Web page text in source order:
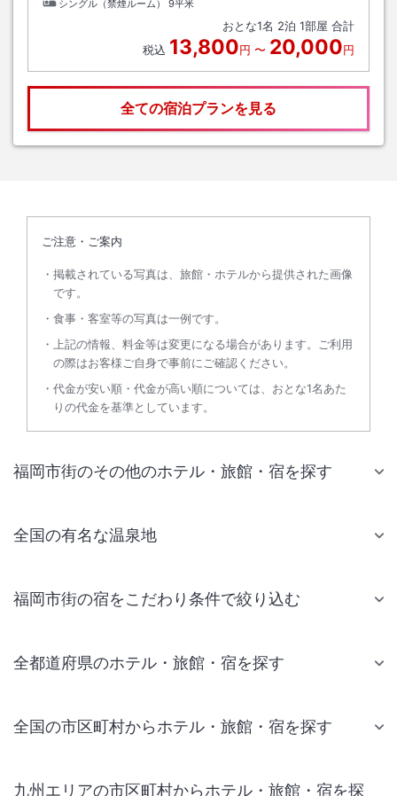
シングル（禁煙ルーム） 9平米
おとな1名 2泊 1部屋 合計
税込 13,800円 〜 20,000円
全ての宿泊プランを見る
ご注意・ご案内
掲載されている写真は、旅館・ホテルから提供された画像
です。
食事・客室等の写真は一例です。
上記の情報、料金等は変更になる場合があります。ご利用
の際はお客様ご自身で事前にご確認ください。
代金が安い順・代金が高い順については、おとな1名あた
りの代金を基準としています。
福岡市街のその他のホテル・旅館・宿を探す
全国の有名な温泉地
福岡市街の宿をこだわり条件で絞り込む
全都道府県のホテル・旅館・宿を探す
全国の市区町村からホテル・旅館・宿を探す
九州エリアの市区町村からホテル・旅館・宿を探